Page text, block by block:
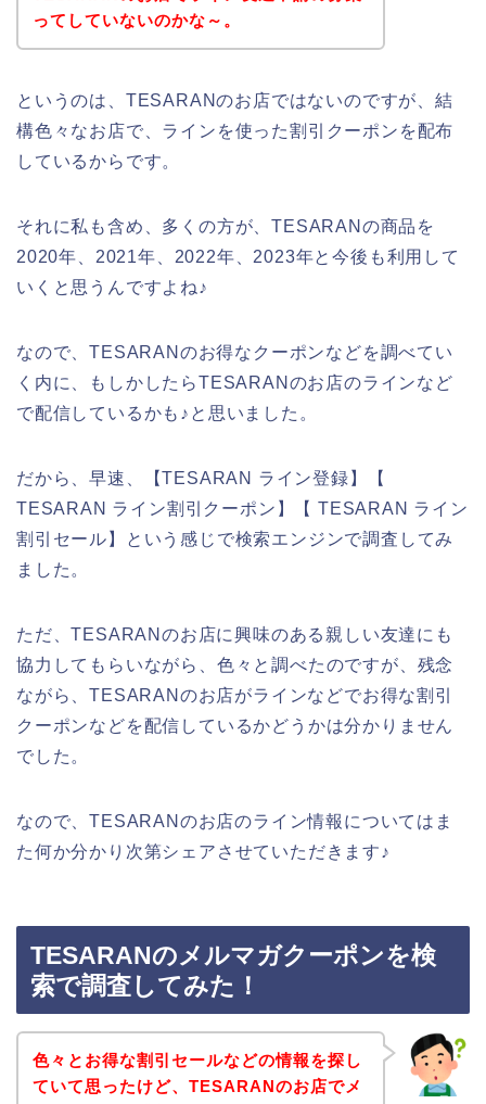
ってしていないのかな～。
というのは、TESARANのお店ではないのですが、結
構色々なお店で、ラインを使った割引クーポンを配布
しているからです。
それに私も含め、多くの方が、TESARANの商品を
2020年、2021年、2022年、2023年と今後も利用して
いくと思うんですよね♪
なので、TESARANのお得なクーポンなどを調べてい
く内に、もしかしたらTESARANのお店のラインなど
で配信しているかも♪と思いました。
だから、早速、【TESARAN ライン登録】【
TESARAN ライン割引クーポン】【 TESARAN ライン
割引セール】という感じで検索エンジンで調査してみ
ました。
ただ、TESARANのお店に興味のある親しい友達にも
協力してもらいながら、色々と調べたのですが、残念
ながら、TESARANのお店がラインなどでお得な割引
クーポンなどを配信しているかどうかは分かりません
でした。
なので、TESARANのお店のライン情報についてはま
た何か分かり次第シェアさせていただきます♪
TESARANのメルマガクーポンを検
索で調査してみた！
色々とお得な割引セールなどの情報を探し
ていて思ったけど、TESARANのお店でメ